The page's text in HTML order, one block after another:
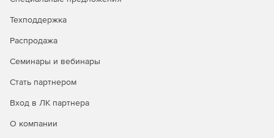
Техподдержка
Распродажа
Семинары и вебинары
Стать партнером
Вход в ЛК партнера
О компании